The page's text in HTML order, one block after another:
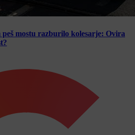
mostu razburilo kolesarje: Ovira